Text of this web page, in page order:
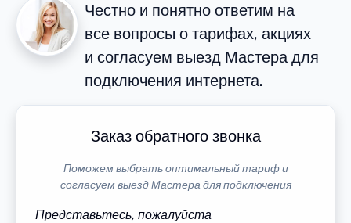
Честно и понятно ответим на
все вопросы о тарифах, акциях
и согласуем выезд Мастера для
подключения интернета.
Заказ обратного звонка
Поможем выбрать оптимальный тариф и
согласуем выезд Мастера для подключения
Представьтесь, пожалуйста